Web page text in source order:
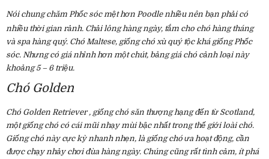
Nói chung chăm Phốc sóc mệt hơn Poodle nhiều nên bạn phải có
nhiều thời gian rảnh. Chải lông hàng ngày, tắm cho chó hàng tháng
và spa hàng quý. Chó Maltese, giống chó xù quý tộc khá giống Phốc
sóc. Nhưng có giá nhỉnh hơn một chút, bảng giá chó cảnh loại này
khoảng 5 – 6 triệu.
Chó Golden
Chó Golden Retriever, giống chó săn thượng hạng đến từ Scotland,
một giống chó có cái mũi nhạy mùi bậc nhất trong thế giới loài chó.
Giống chó này cực kỳ nhanh nhẹn, là giống chó ưa hoạt động, cần
được chạy nhảy chơi đùa hàng ngày. Chúng cũng rất tình cảm, ít phá